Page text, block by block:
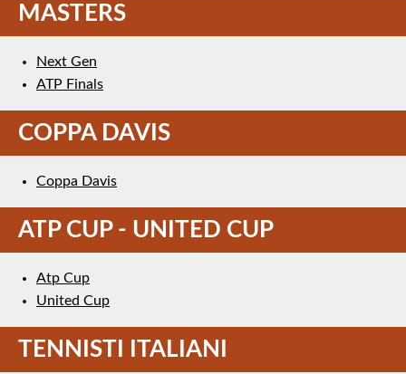
MASTERS
Next Gen
ATP Finals
COPPA DAVIS
Coppa Davis
ATP CUP - UNITED CUP
Atp Cup
United Cup
TENNISTI ITALIANI